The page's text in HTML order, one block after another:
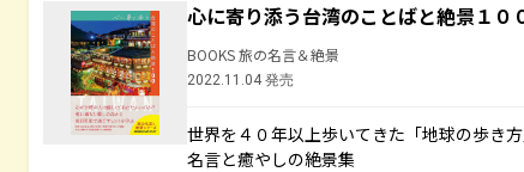
心に寄り添う台湾のことばと絶景１０
BOOKS 旅の名言＆絶景
2022.11.04 発売
世界を４０年以上歩いてきた「地球の歩き
名言と癒やしの絶景集